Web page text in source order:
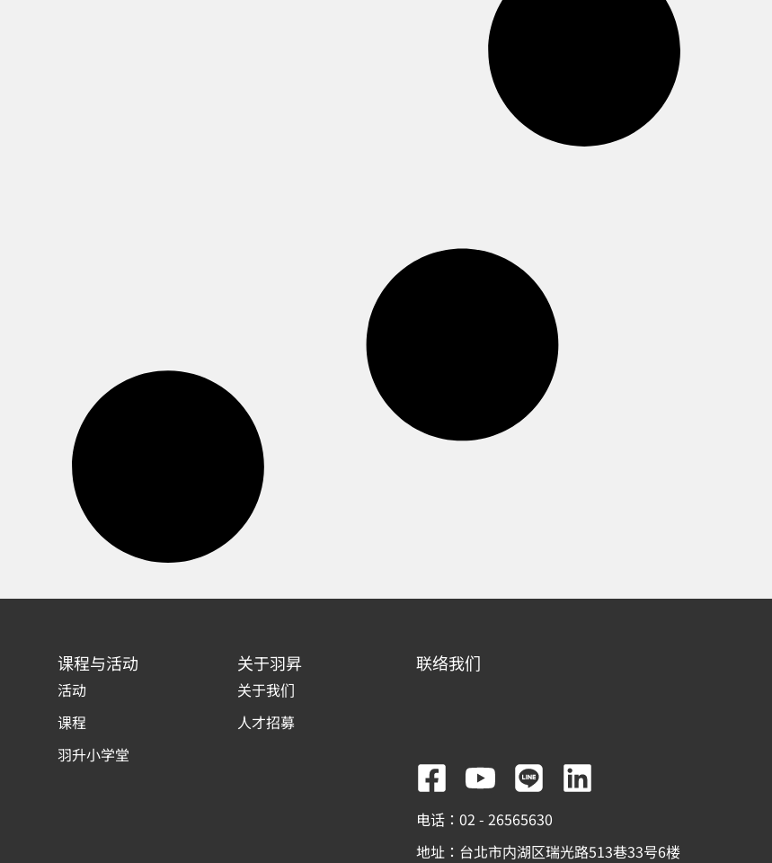
课程与活动
活动
课程
羽升小学堂
关于羽昇
关于我们
人才招募
联络我们
F
a
c
Y
o
u
L
i
n
L
n
电话：02 - 26565630
地址：台北市内湖区瑞光路513巷33号6楼